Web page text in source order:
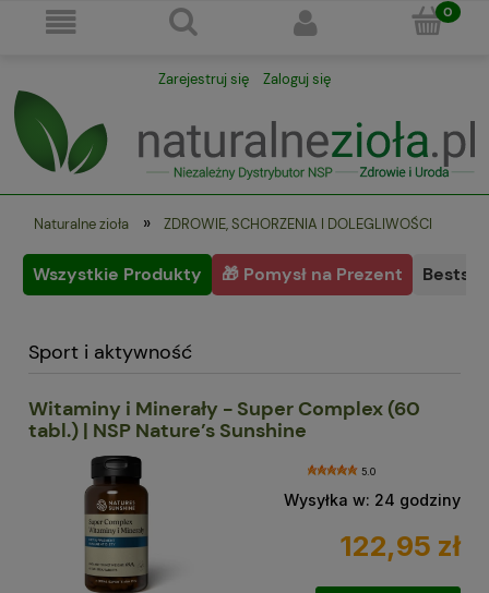
Zarejestruj się Zaloguj się
Naturalne zioła » ZDROWIE, SCHORZENIA I DOLEGLIWOŚCI
Wszystkie Produkty 🎁 Pomysł na Prezent
Sport i aktywność
Witaminy i Minerały - Super Complex (60
tabl.) | NSP Nature’s Sunshine
5.0
Wysyłka w: 24 godziny
122,95 zł